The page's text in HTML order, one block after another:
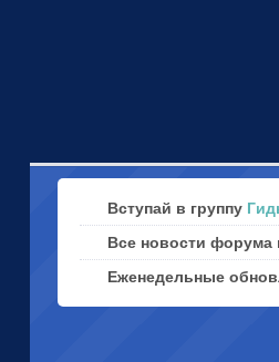
Вступай в группу
Все новости форума
Еженедельные